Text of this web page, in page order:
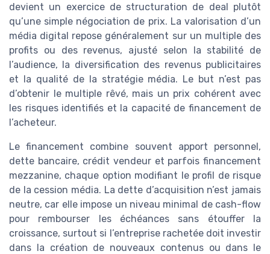
devient un exercice de structuration de deal plutôt
qu’une simple négociation de prix. La valorisation d’un
média digital repose généralement sur un multiple des
profits ou des revenus, ajusté selon la stabilité de
l’audience, la diversification des revenus publicitaires
et la qualité de la stratégie média. Le but n’est pas
d’obtenir le multiple rêvé, mais un prix cohérent avec
les risques identifiés et la capacité de financement de
l’acheteur.
Le financement combine souvent apport personnel,
dette bancaire, crédit vendeur et parfois financement
mezzanine, chaque option modifiant le profil de risque
de la cession média. La dette d’acquisition n’est jamais
neutre, car elle impose un niveau minimal de cash-flow
pour rembourser les échéances sans étouffer la
croissance, surtout si l’entreprise rachetée doit investir
dans la création de nouveaux contenus ou dans le